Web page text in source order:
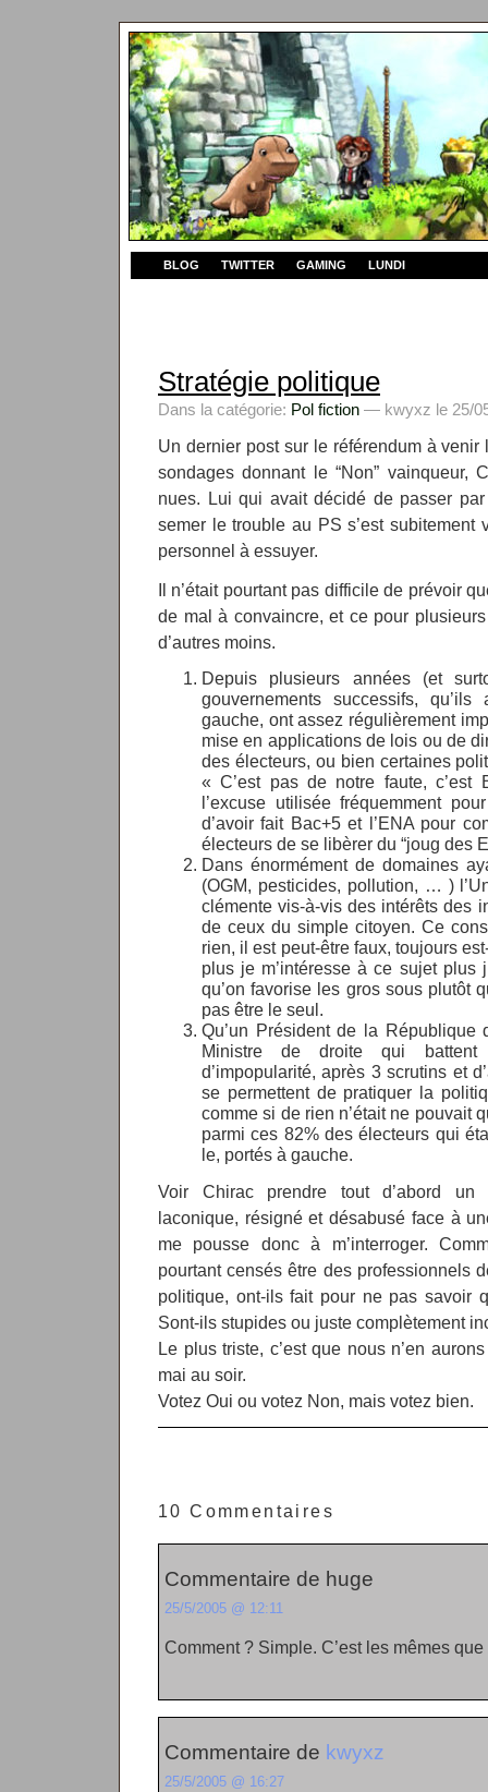
BLOG TWITTER GAMING LUNDI
Stratégie politique
Dans la catégorie: Pol fiction — kwyxz le 25/
Un dernier post sur le référendum à
sondages donnant le “Non” vainqueur,
nues. Lui qui avait décidé de passer
semer le trouble au PS s’est subitement
personnel à essuyer.
Il n’était pourtant pas difficile de prévoir
de mal à convaincre, et ce pour
d’autres moins.
Depuis plusieurs années (et
gouvernements successifs,
gauche, ont assez régulièrement
mise en applications de lois ou de
des électeurs, ou bien certaines
« C’est pas de notre faute, c’est
l’excuse utilisée fréquemment
d’avoir fait Bac+5 et l’ENA pour
électeurs de se libèrer du “joug des
Dans énormément de domaines
(OGM, pesticides, pollution, … )
clémente vis-à-vis des intérêts des
de ceux du simple citoyen. Ce
rien, il est peut-être faux, toujours
plus je m’intéresse à ce sujet plus
qu’on favorise les gros sous plutôt
pas être le seul.
Qu’un Président de la République
Ministre de droite qui
d’impopularité, après 3 scrutins et
se permettent de pratiquer la
comme si de rien n’était ne pouvait
parmi ces 82% des électeurs qui
le, portés à gauche.
Voir Chirac prendre tout d’abord un
laconique, résigné et désabusé face à
me pousse donc à m’interroger.
pourtant censés être des professionnels
politique, ont-ils fait pour ne pas savoir
Sont-ils stupides ou juste complètement
Le plus triste, c’est que nous n’en
mai au soir.
Votez Oui ou votez Non, mais votez bien.
10 Commentaires
Commentaire de huge
25/5/2005 @ 12:11
Comment ? Simple. C’est les mêmes
Commentaire de kwyxz
25/5/2005 @ 16:27